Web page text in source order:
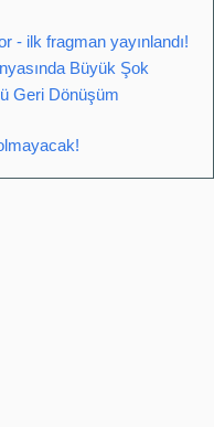
- ilk fragman yayınlandı!
Büyük Şok
Geri Dönüşüm